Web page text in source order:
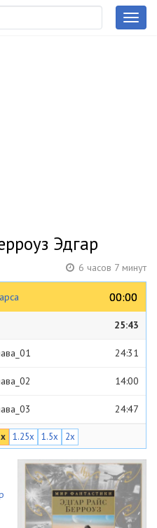
Эдгар
6 часов 7 минут
00:00
00:00
25:43
24:31
14:00
24:47
20:56
26:38
25:15
1.25x 1.5x 2x